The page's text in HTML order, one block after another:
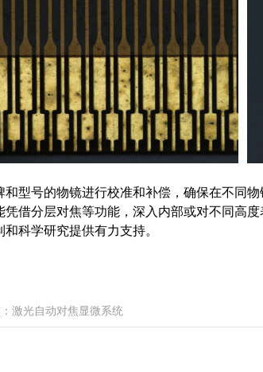
型号的物镜进行校准和补偿，确保在不同
借分层对焦等功能，深入内部或对不同高
科学研究提供有力支持。
激光自动对焦显微系统